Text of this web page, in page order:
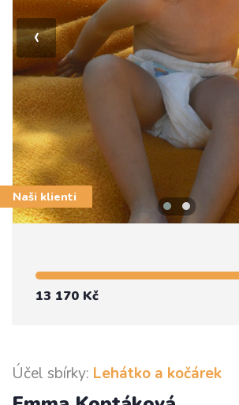
‹
Naši klienti
13 170 Kč
Účel sbírky: Lehátko a kočárek